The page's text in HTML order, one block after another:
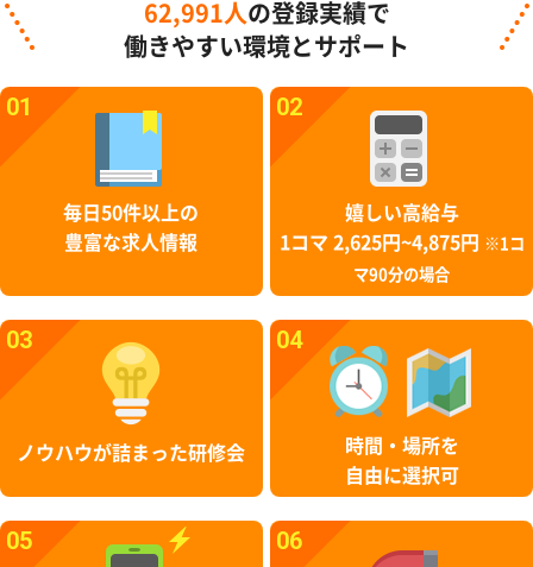
62,991人 の登録実績で
働きやすい環境とサポート
01
毎日50件以上の
豊富な求人情報
02
嬉しい高給与
1コマ 2,625円~4,875円
※1コ
マ90分の場合
03
ノウハウが詰まった研修会
04
時間・場所を
自由に選択可
05 06